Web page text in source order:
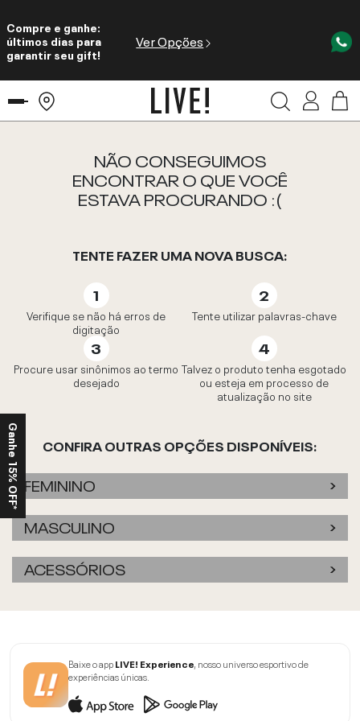
Compre e ganhe:
últimos dias para
garantir seu gift!
Ver Opções
NÃO CONSEGUIMOS
ENCONTRAR O QUE VOCÊ
ESTAVA PROCURANDO :(
TENTE FAZER UMA NOVA BUSCA:
Verifique se não há erros de
digitação
Tente utilizar palavras-chave
Procure usar sinônimos ao termo
desejado
Talvez o produto tenha esgotado
ou esteja em processo de
atualização no site
CONFIRA OUTRAS OPÇÕES DISPONÍVEIS:
FEMININO
MASCULINO
ACESSÓRIOS
Baixe o appLIVE! Experience, nosso universo esportivo de
experiências únicas.
Ganhe 15% OFF*